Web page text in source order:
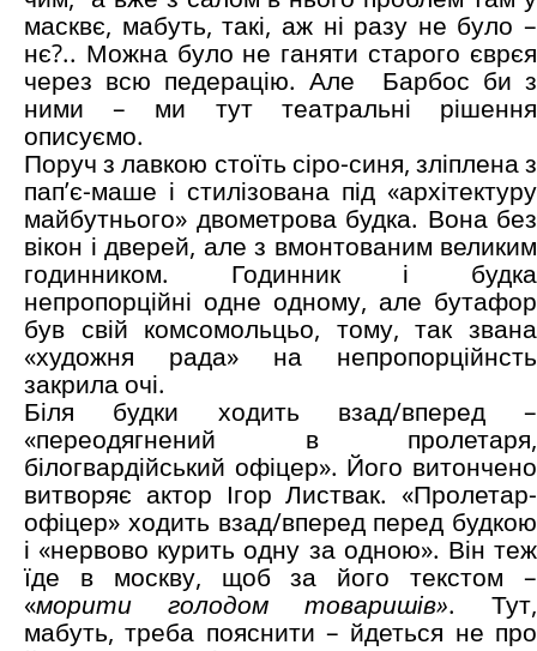
масквє, мабуть, такі, аж ні разу не було –
нє?.. Можна було не ганяти старого єврєя
через всю педерацію. Але Барбос би з
ними – ми тут театральні рішення
описуємо.
Поруч з лавкою стоїть сіро-синя, зліплена з
пап’є-маше і стилізована під «архітектуру
майбутнього» двометрова будка. Вона без
вікон і дверей, але з вмонтованим великим
годинником. Годинник і будка
непропорційні одне одному, але бутафор
був свій комсомольцьо, тому, так звана
«художня рада» на непропорційнсть
закрила очі.
Біля будки ходить взад/вперед –
«переодягнений в пролетаря,
білогвардійський офіцер». Його витончено
витворяє актор Ігор Листвак. «Пролетар-
офіцер» ходить взад/вперед перед будкою
і «нервово курить одну за одною». Він теж
їде в москву, щоб за його текстом –
«морити голодом товаришів». Тут,
мабуть, треба пояснити – йдеться не про